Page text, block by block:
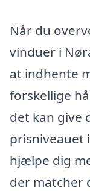
Når du
vinduer i
at indhente
forskellige
det kan give
prisniveauet
hjælpe dig
der matcher